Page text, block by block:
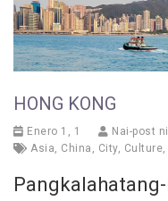
HONG KONG
Enero 1, 1
Nai-post ni
Asia, China , City, Culture,